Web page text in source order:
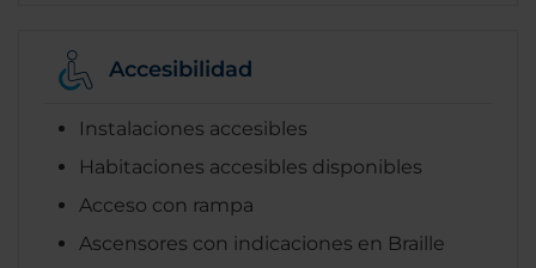
Accesibilidad
Instalaciones accesibles
Habitaciones accesibles disponibles
Acceso con rampa
Ascensores con indicaciones en Braille